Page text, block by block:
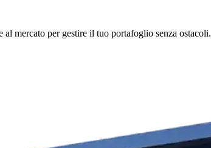
mercato per gestire il tuo portafoglio senza ostacoli.